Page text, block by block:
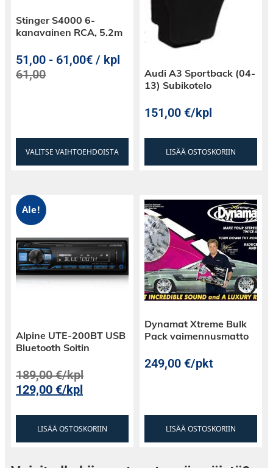
Stinger S4000 6-
kanavainen RCA, 5.2m
51,00 - 61,00€ / kpl
61,00
VALITSE VAIHTOEHDOISTA
Audi A3 Sportback (04-
13) Subikotelo
151,00€/kpl
LISÄÄ OSTOSKORIIN
Ale!
Alpine UTE-200BT USB
Bluetooth Soitin
189,00€/kpl
129,00€/kpl
LISÄÄ OSTOSKORIIN
Dynamat Xtreme Bulk
Pack vaimennusmatto
249,00€/pkt
LISÄÄ OSTOSKORIIN